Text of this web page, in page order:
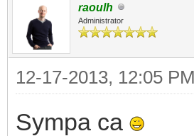
raoulh
Administrator
12-17-2013, 12:05 PM
Sympa ca